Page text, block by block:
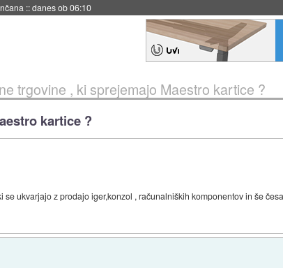
::danes ob 06:10
trgovine , ki sprejemajo Maestro kartice ?
kartice ?
ukvarjajo z prodajo iger,konzol , računalniških komponentov in še